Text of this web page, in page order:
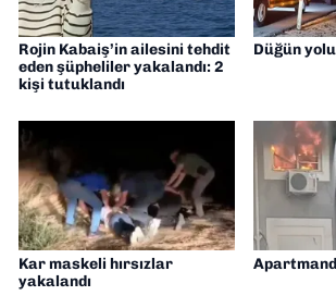
Rojin Kabaiş’in ailesini tehdit
eden şüpheliler yakalandı: 2
kişi tutuklandı
Düğün
Kar maskeli hırsızlar
yakalandı